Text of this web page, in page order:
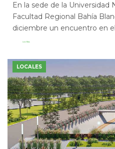
En la sede de la Universidad
Facultad Regional Bahía
diciembre un encuentro en
Leer Más
LOCALES